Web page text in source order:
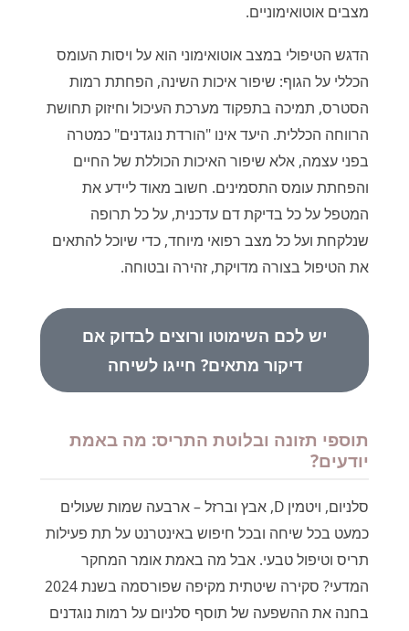
מצבים אוטואימוניים.
הדגש הטיפולי במצב אוטואימוני הוא על ויסות העומס
הכללי על הגוף: שיפור איכות השינה, הפחתת רמות
הסטרס, תמיכה בתפקוד מערכת העיכול וחיזוק תחושת
הרווחה הכללית. היעד אינו "הורדת נוגדנים" כמטרה
בפני עצמה, אלא שיפור האיכות הכוללת של החיים
והפחתת עומס התסמינים. חשוב מאוד ליידע את
המטפל על כל בדיקת דם עדכנית, על כל תרופה
שנלקחת ועל כל מצב רפואי מיוחד, כדי שיוכל להתאים
את הטיפול בצורה מדויקת, זהירה ובטוחה.
יש לכם השימוטו ורוצים לבדוק אם
דיקור מתאים? חייגו לשיחה
תוספי תזונה ובלוטת התריס: מה באמת
יודעים?
סלניום, ויטמין D, אבץ וברזל – ארבעה שמות שעולים
כמעט בכל שיחה ובכל חיפוש באינטרנט על תת פעילות
תריס וטיפול טבעי. אבל מה באמת אומר המחקר
המדעי? סקירה שיטתית מקיפה שפורסמה בשנת 2024
בחנה את ההשפעה של תוסף סלניום על רמות נוגדנים